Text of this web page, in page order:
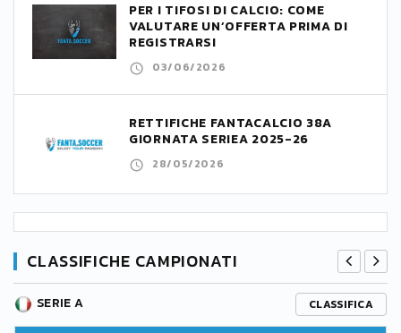
PER I TIFOSI DI CALCIO: COME
VALUTARE UN’OFFERTA PRIMA DI
REGISTRARSI
03/06/2026
RETTIFICHE FANTACALCIO 38A
GIORNATA SERIEA 2025-26
28/05/2026
CLASSIFICHE CAMPIONATI
SERIE A CLASSIFICA